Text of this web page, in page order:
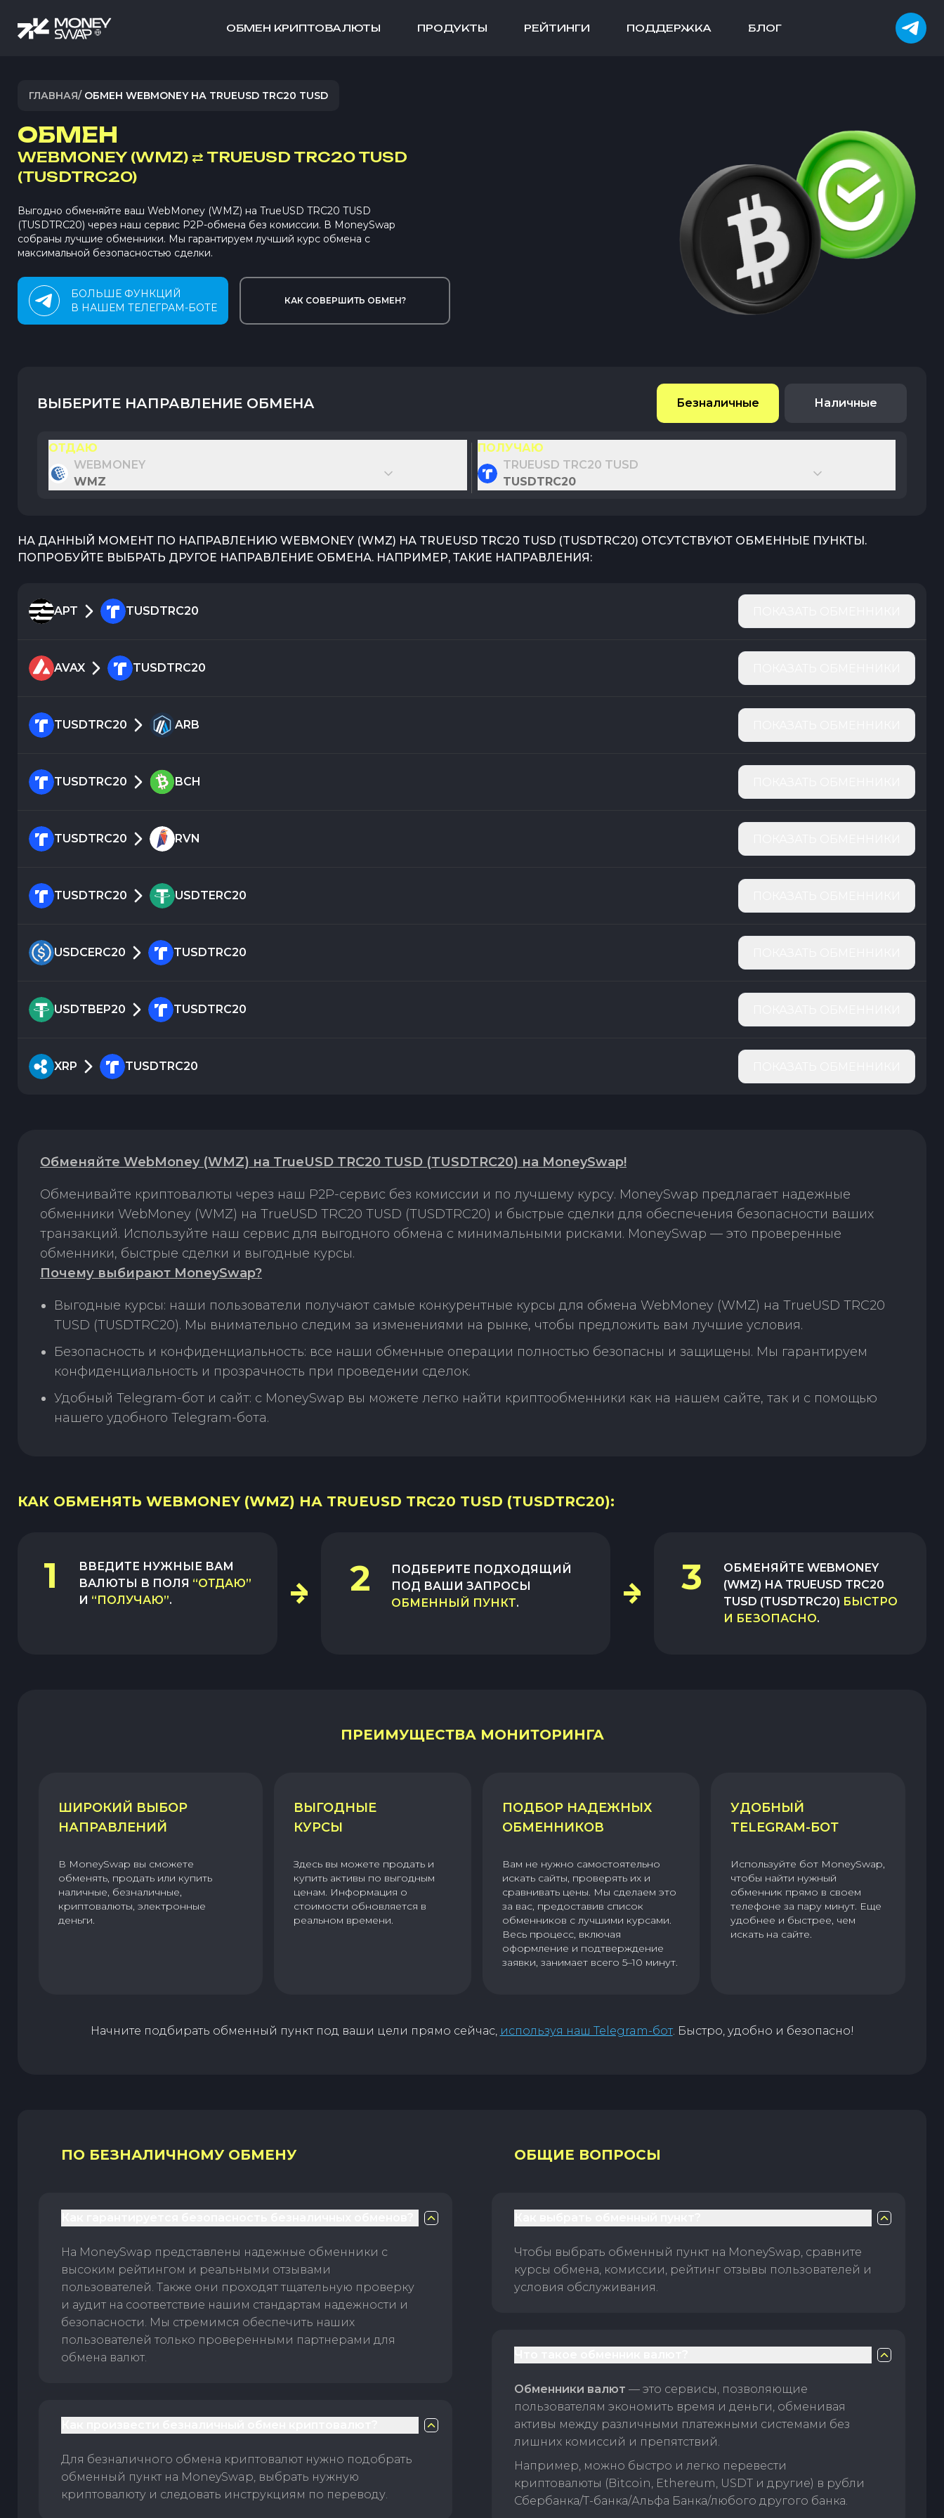
ОБМЕН КРИПТОВАЛЮТЫ ПРОДУКТЫ РЕЙТИНГИ ПОДДЕРЖКА БЛОГ
ГЛАВНАЯ/ ОБМЕН WEBMONEY НА TRUEUSD TRC20 TUSD
ОБМЕН
WEBMONEY (WMZ) ⇄ TRUEUSD TRC20 TUSD
(TUSDTRC20)
Выгодно обменяйте ваш WebMoney (WMZ) на TrueUSD TRC20 TUSD
(TUSDTRC20) через наш сервис P2P-обмена без комиссии. В MoneySwap
собраны лучшие обменники. Мы гарантируем лучший курс обмена с
максимальной безопасностью сделки.
БОЛЬШЕ ФУНКЦИЙ
В НАШЕМ ТЕЛЕГРАМ-БОТЕ
КАК СОВЕРШИТЬ ОБМЕН?
ВЫБЕРИТЕ НАПРАВЛЕНИЕ ОБМЕНА Безналичные Наличные
ОТДАЮ
WEBMONEY
WMZ
ПОЛУЧАЮ
TRUEUSD TRC20 TUSD
TUSDTRC20
НА ДАННЫЙ МОМЕНТ ПО НАПРАВЛЕНИЮ WEBMONEY (WMZ) НА TRUEUSD TRC20 TUSD (TUSDTRC20) ОТСУТСТВУЮТ ОБМЕННЫЕ ПУНКТЫ.
ПОПРОБУЙТЕ ВЫБРАТЬ ДРУГОЕ НАПРАВЛЕНИЕ ОБМЕНА. НАПРИМЕР, ТАКИЕ НАПРАВЛЕНИЯ:
APT TUSDTRC20
AVAX TUSDTRC20
TUSDTRC20 ARB
TUSDTRC20 BCH
TUSDTRC20 RVN
TUSDTRC20 USDTERC20
USDCERC20 TUSDTRC20
USDTBEP20 TUSDTRC20
XRP TUSDTRC20
Обменяйте WebMoney (WMZ) на TrueUSD TRC20 TUSD (TUSDTRC20) на MoneySwap!
Обменивайте криптовалюты через наш P2P-сервис без комиссии и по лучшему курсу. MoneySwap предлагает надежные
обменники WebMoney (WMZ) на TrueUSD TRC20 TUSD (TUSDTRC20) и быстрые сделки для обеспечения безопасности ваших
транзакций. Используйте наш сервис для выгодного обмена с минимальными рисками. MoneySwap — это проверенные
обменники, быстрые сделки и выгодные курсы.
Почему выбирают MoneySwap?
Выгодные курсы: наши пользователи получают самые конкурентные курсы для обмена WebMoney (WMZ) на TrueUSD TRC20
TUSD (TUSDTRC20). Мы внимательно следим за изменениями на рынке, чтобы предложить вам лучшие условия.
Безопасность и конфиденциальность: все наши обменные операции полностью безопасны и защищены. Мы гарантируем
конфиденциальность и прозрачность при проведении сделок.
Удобный Telegram-бот и сайт: с MoneySwap вы можете легко найти криптообменники как на нашем сайте, так и с помощью
нашего удобного Telegram-бота.
КАК ОБМЕНЯТЬ WEBMONEY (WMZ) НА TRUEUSD TRC20 TUSD (TUSDTRC20):
1
ВВЕДИТЕ НУЖНЫЕ ВАМ
ВАЛЮТЫ В ПОЛЯ “ОТДАЮ”
И “ПОЛУЧАЮ”.
2
ПОДБЕРИТЕ ПОДХОДЯЩИЙ
ПОД ВАШИ ЗАПРОСЫ
ОБМЕННЫЙ ПУНКТ.
3 ОБМЕНЯЙТЕWEBMONEY
(WMZ) НА TRUEUSD TRC20
TUSD (TUSDTRC20) БЫСТРО
И БЕЗОПАСНО.
ПРЕИМУЩЕСТВА МОНИТОРИНГА
ШИРОКИЙ ВЫБОР
НАПРАВЛЕНИЙ
В MoneySwap вы сможете
обменять, продать или купить
наличные, безналичные,
криптовалюты, электронные
деньги.
ВЫГОДНЫЕ
КУРСЫ
Здесь вы можете продать и
купить активы по выгодным
ценам. Информация о
стоимости обновляется в
реальном времени.
ПОДБОР НАДЕЖНЫХ
ОБМЕННИКОВ
Вам не нужно самостоятельно
искать сайты, проверять их и
сравнивать цены. Мы сделаем это
за вас, предоставив список
обменников с лучшими курсами.
Весь процесс, включая
оформление и подтверждение
заявки, занимает всего 5–10 минут.
УДОБНЫЙ
TELEGRAM-БОТ
Используйте бот MoneySwap,
чтобы найти нужный
обменник прямо в своем
телефоне за пару минут. Еще
удобнее и быстрее, чем
искать на сайте.
Начните подбирать обменный пункт под ваши цели прямо сейчас, используя наш Telegram-бот. Быстро, удобно и безопасно!
ПО БЕЗНАЛИЧНОМУ ОБМЕНУ
На MoneySwap представлены надежные обменники с
высоким рейтингом и реальными отзывами
пользователей. Также они проходят тщательную проверку
и аудит на соответствие нашим стандартам надежности и
безопасности. Мы стремимся обеспечить наших
пользователей только проверенными партнерами для
обмена валют.
Для безналичного обмена криптовалют нужно подобрать
обменный пункт на MoneySwap, выбрать нужную
криптовалюту и следовать инструкциям по переводу.
ОБЩИЕ ВОПРОСЫ
Чтобы выбрать обменный пункт на MoneySwap, сравните
курсы обмена, комиссии, рейтинг отзывы пользователей и
условия обслуживания.
Обменники валют — это сервисы, позволяющие
пользователям экономить время и деньги, обменивая
активы между различными платежными системами без
лишних комиссий и препятствий.
Например, можно быстро и легко перевести
криптовалюты (Bitcoin, Ethereum, USDT и другие) в рубли
Сбербанка/Т-банка/Альфа Банка/любого другого банка.